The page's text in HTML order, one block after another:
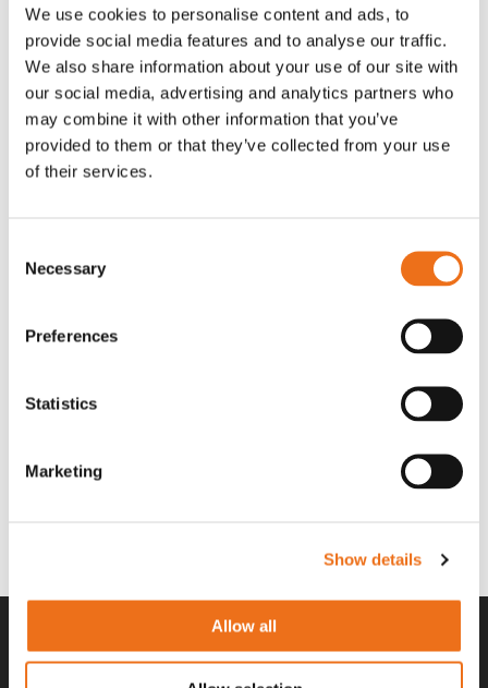
We use cookies to personalise content and ads, to
provide social media features and to analyse our traffic.
We also share information about your use of our site with
our social media, advertising and analytics partners who
may combine it with other information that you’ve
provided to them or that they’ve collected from your use
of their services.
Selection
Necessary
Preferences
Statistics
Marketing
Show details
Allow all
Lägg till i varukorg
T-shirt Avant barn grön 92 cm
G0007
90kr (ex. moms)
T-shirt Avant barn grön 104-110
cm
90 kr (ex. moms)
Lägg till i varukorg
stämpellogotyp Avant
T-shirt svart 2xl med avant-
(ex. moms)